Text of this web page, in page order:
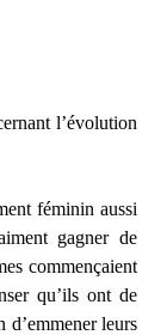
l’évolution
féminin aussi
gagner de
commençaient
qu’ils ont de
d’emmener leurs